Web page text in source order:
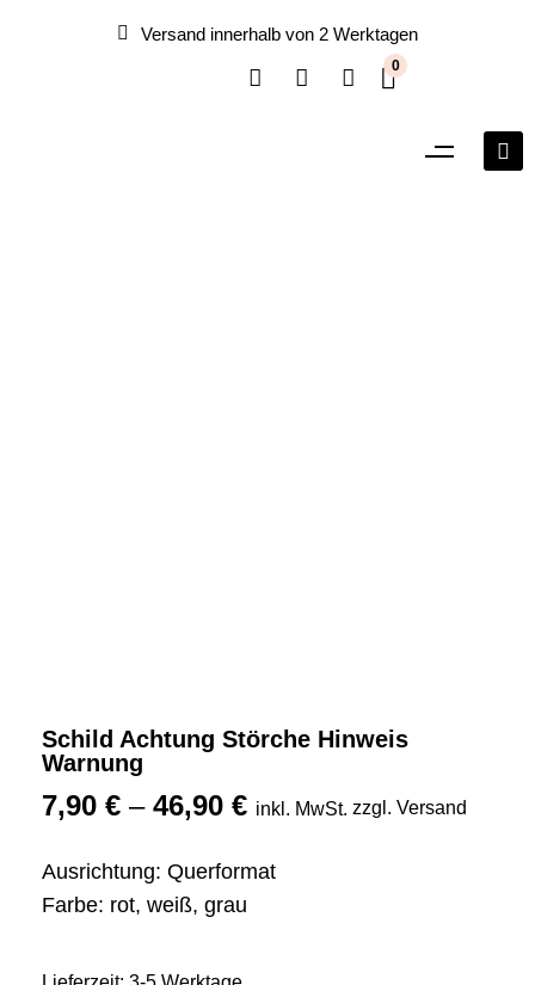
Versand innerhalb von 2 Werktagen
0
Schild Achtung Störche Hinweis
Warnung
7,90 € – 46,90 € inkl. MwSt. zzgl. Versand
Ausrichtung: Querformat
Farbe: rot, weiß, grau